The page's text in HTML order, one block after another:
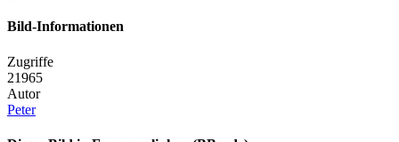
Bild-Informationen
Zugriffe
21965
Autor
Peter